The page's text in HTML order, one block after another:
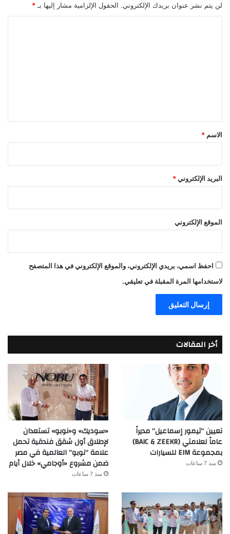
لن يتم نشر عنوان بريدك الإلكتروني. الحقول الإلزامية مشار إليها بـ *
*
الاسم *
البريد الإلكتروني *
الموقع الإلكتروني
احفظ اسمي، بريدي الإلكتروني، والموقع الإلكتروني في هذا المتصفح
لاستخدامها المرة المقبلة في تعليقي.
أخر المقالات
تعيين “تيمور إسماعيل” مديراً
عاماً لعلامتي (BAIC & ZEEKR)
بمجموعة EIM للسيارات
منذ 7 ساعات
«سوديك» و«نوبو» تستعدان
لإطلاق أول شقق فندقية تحمل
علامة “نوبو” العالمية في مصر
ضمن مشروع «أوجامي» خلال أيام
منذ 7 ساعات